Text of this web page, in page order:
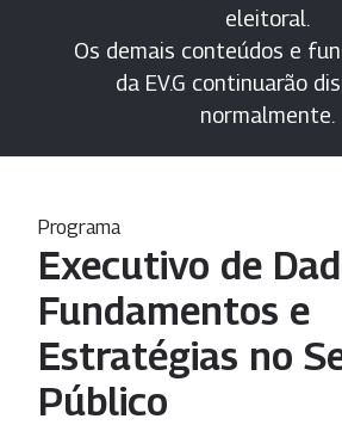
eleitoral.
Os demais conteúdos e
da EV.G continuarão
normalmente.
Programa
Executivo de
Fundamentos e
Estratégias no
Público